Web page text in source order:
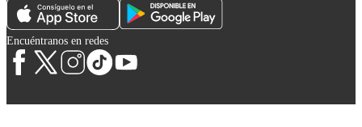
Encuéntranos en redes